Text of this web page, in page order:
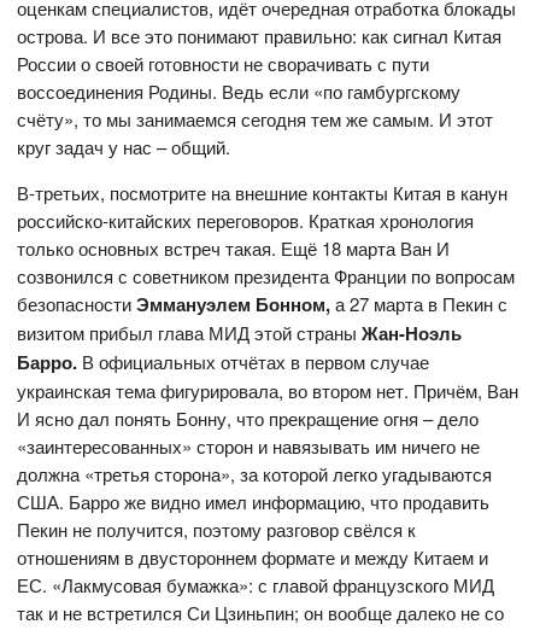
оценкам специалистов, идёт очередная отработка блокады
острова. И все это понимают правильно: как сигнал Китая
России о своей готовности не сворачивать с пути
воссоединения Родины. Ведь если «по гамбургскому
счёту», то мы занимаемся сегодня тем же самым. И этот
круг задач у нас – общий.
В-третьих, посмотрите на внешние контакты Китая в канун
российско-китайских переговоров. Краткая хронология
только основных встреч такая. Ещё 18 марта Ван И
созвонился с советником президента Франции по вопросам
безопасностиЭммануэлем Бонном,а 27 марта в Пекин с
визитом прибыл глава МИД этой страныЖан-Ноэль
Барро. В официальных отчётах в первом случае
украинская тема фигурировала, во втором нет. Причём, Ван
И ясно дал понять Бонну, что прекращение огня – дело
«заинтересованных» сторон и навязывать им ничего не
должна «третья сторона», за которой легко угадываются
США. Барро же видно имел информацию, что продавить
Пекин не получится, поэтому разговор свёлся к
отношениям в двустороннем формате и между Китаем и
ЕС. «Лакмусовая бумажка»: с главой французского МИД
так и не встретился Си Цзиньпин; он вообще далеко не со